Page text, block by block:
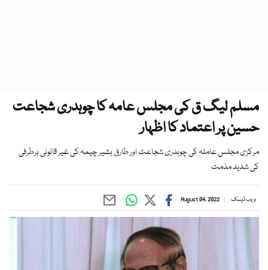
مسلم لیگ ق کی مجلس عامہ کا چوہدری شجاعت
حسین پر اعتماد کا اظہار
مرکزی مجلس عاملہ کی چوہدری شجاعت اور طارق بشیر چیمہ کی غیر قانونی برطرفی
کی شدید مذمت
ویب ڈیسک August 04, 2022